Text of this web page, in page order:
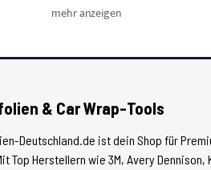
mehr anzeigen
& Car Wrap-Tools
Deutschland.de ist dein Shop für
Top Herstellern wie 3M, Avery